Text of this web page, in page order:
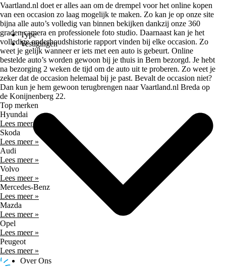
Type
Vestigingen
Over Ons
Vaartland.nl doet er alles aan om de drempel voor het online kopen
van een occasion zo laag mogelijk te maken. Zo kan je op onze site
bijna alle auto’s volledig van binnen bekijken dankzij onze 360
graden camera en professionele foto studio. Daarnaast kan je het
volledige onderhoudshistorie rapport vinden bij elke occasion. Zo
weet je gelijk wanneer er iets met een auto is gebeurt. Online
bestelde auto’s worden gewoon bij je thuis in Bern bezorgd. Je hebt
na bezorging 2 weken de tijd om de auto uit te proberen. Zo weet je
zeker dat de occasion helemaal bij je past. Bevalt de occasion niet?
Dan kun je hem gewoon terugbrengen naar Vaartland.nl Breda op
de Konijnenberg 22.
Top merken
Hyundai
Lees meer »
Skoda
Lees meer »
Audi
Lees meer »
Volvo
Lees meer »
Mercedes-Benz
Lees meer »
Mazda
Lees meer »
Opel
Lees meer »
Peugeot
Lees meer »